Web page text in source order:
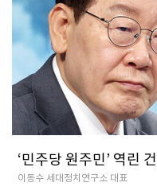
‘민주당 원주민’ 역린
이동수 세대정치연구소 대표